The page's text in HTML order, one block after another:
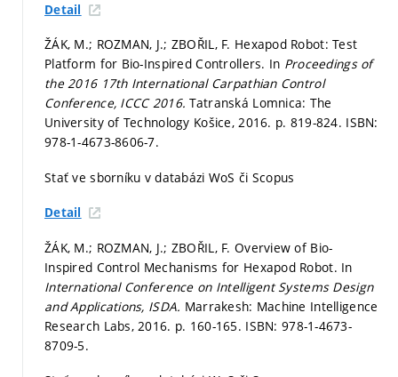
Detail
ŽÁK, M.; ROZMAN, J.; ZBOŘIL, F. Hexapod Robot: Test
Platform for Bio-Inspired Controllers. In Proceedings of
the 2016 17th International Carpathian Control
Conference, ICCC 2016.Tatranská Lomnica: The
University of Technology Košice, 2016. p. 819-824. ISBN:
978-1-4673-8606-7.
Stať ve sborníku v databázi WoS či Scopus
Detail
ŽÁK, M.; ROZMAN, J.; ZBOŘIL, F. Overview of Bio-
Inspired Control Mechanisms for Hexapod Robot. In
International Conference on Intelligent Systems Design
and Applications, ISDA. Marrakesh: Machine Intelligence
Research Labs, 2016. p. 160-165. ISBN: 978-1-4673-
8709-5.